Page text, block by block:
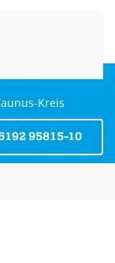
Kreis
95815-10